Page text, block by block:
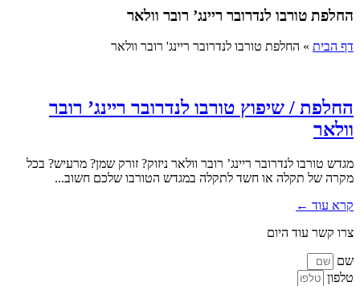
החלפת טורבו לנדרובר ריינג’ רובר וולאר
דף הבית » החלפת טורבו לנדרובר ריינג' רובר וולאר
החלפת / שיפוץ טורבו לנדרובר ריינג’ רובר
וולאר
מגדש טורבו לנדרובר ריינג’ רובר וולאר ניזוק? זורק שמן? מרעיש? בכל
מקרה של תקלה או חשד לתקלה במגדש הטורבו שלכם חשוב...
קרא עוד ←
צרו קשר עוד היום
שם
טלפון